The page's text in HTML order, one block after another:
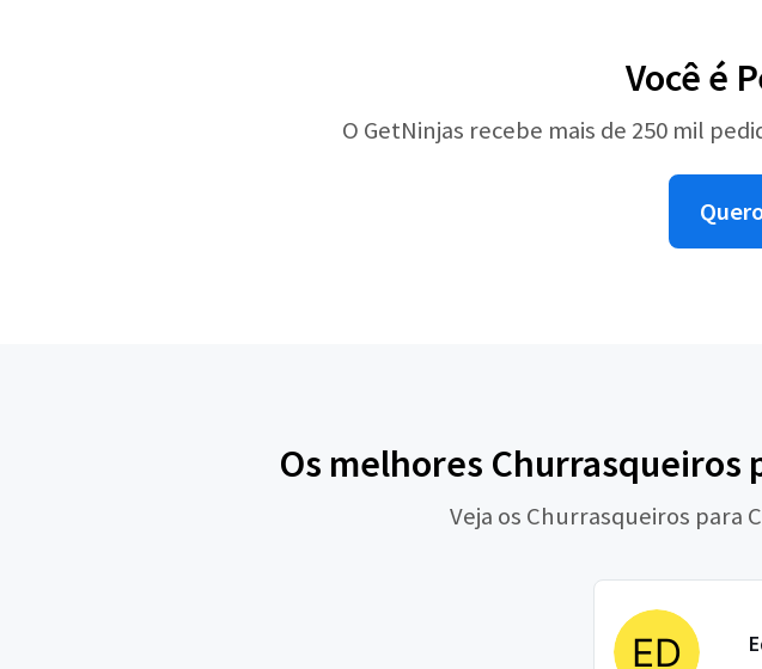
Você é
O GetNinjas recebe mais de 250 mil
Os melhores Churrasqueiros
Veja os Churrasqueiros para